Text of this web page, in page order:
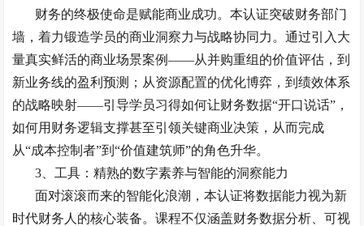
财务的终极使命是赋能商业成功。本认证突破财务部门
墙，着力锻造学员的商业洞察力与战略协同力。通过引入大
量真实鲜活的商业场景案例——从并购重组的价值评估，到
新业务线的盈利预测；从资源配置的优化博弈，到绩效体系
的战略映射——引导学员习得如何让财务数据“开口说话”，
如何用财务逻辑支撑甚至引领关键商业决策，从而完成
从“成本控制者”到“价值建筑师”的角色升华。
3、 工具：精熟的数字素养与智能的洞察能力
面对滚滚而来的智能化浪潮，本认证将数据能力视为新
时代财务人的核心装备。课程不仅涵盖财务数据分析、可视